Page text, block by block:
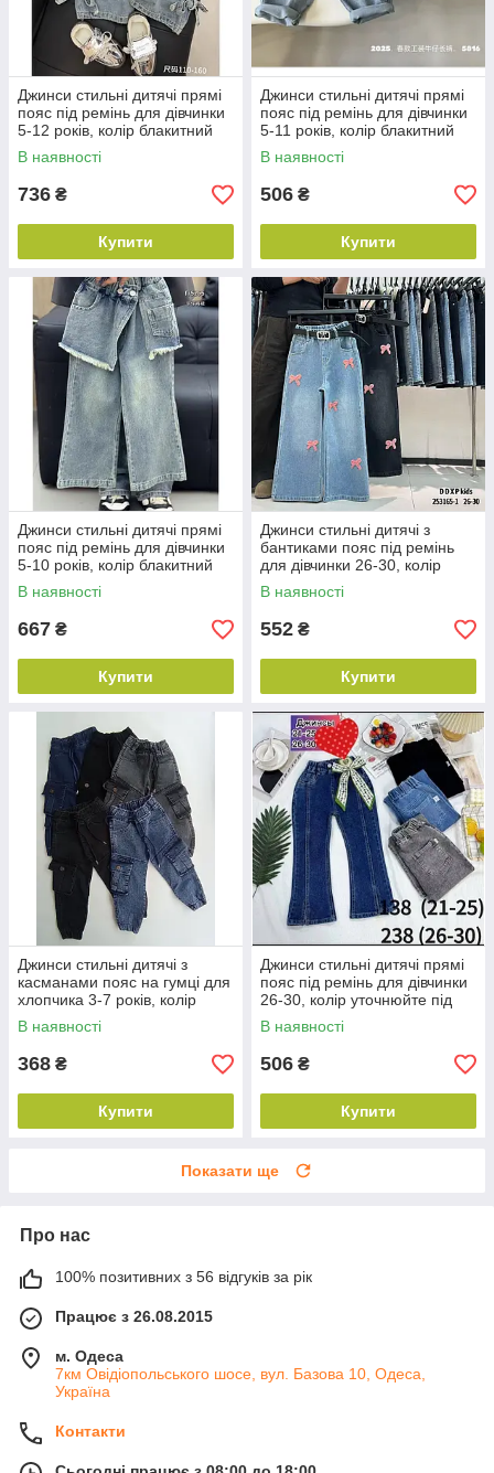
Джинси стильні дитячі прямі
пояс під ремінь для дівчинки
5-12 років, колір блакитний
В наявності
736 ₴
Купити
Джинси стильні дитячі прямі
пояс під ремінь для дівчинки
5-11 років, колір блакитний
В наявності
506 ₴
Купити
Джинси стильні дитячі прямі
пояс під ремінь для дівчинки
5-10 років, колір блакитний
В наявності
667 ₴
Купити
Джинси стильні дитячі з
бантиками пояс під ремінь
для дівчинки 26-30, колір
уточнюйте під час
замовлення
В наявності
552 ₴
Купити
Джинси стильні дитячі з
касманами пояс на гумці для
хлопчика 3-7 років, колір
уточнюйте під час
замовлення
В наявності
368 ₴
Купити
Джинси стильні дитячі прямі
пояс під ремінь для дівчинки
26-30, колір уточнюйте під
час замовлення
В наявності
506 ₴
Купити
Показати ще
Про нас
100% позитивних з 56 відгуків за рік
Працює з 26.08.2015
м. Одеса
7км Овідіопольського шосе, вул. Базова 10, Одеса,
Україна
Контакти